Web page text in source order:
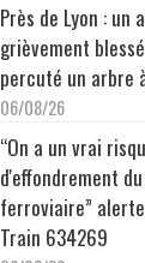
Près de Lyon : un
grièvement
percuté un arbre
06/08/26
“On a un vrai
d'effondrement
ferroviaire”
Train 634269